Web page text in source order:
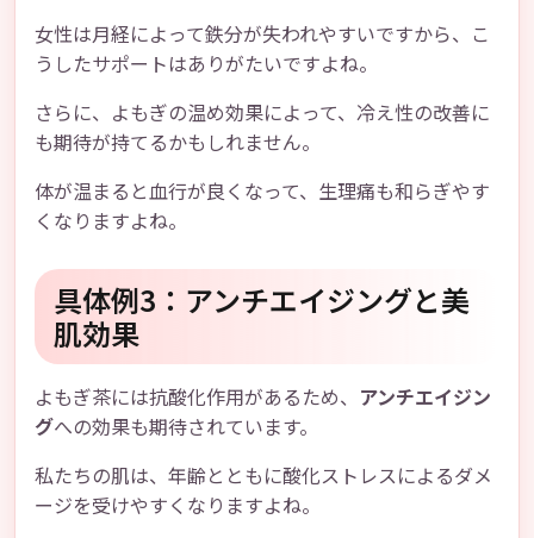
女性は月経によって鉄分が失われやすいですから、こ
うしたサポートはありがたいですよね。
さらに、よもぎの温め効果によって、冷え性の改善に
も期待が持てるかもしれません。
体が温まると血行が良くなって、生理痛も和らぎやす
くなりますよね。
具体例3：アンチエイジングと美
肌効果
よもぎ茶には抗酸化作用があるため、 アンチエイジン
グへの効果も期待されています。
私たちの肌は、年齢とともに酸化ストレスによるダメ
ージを受けやすくなりますよね。